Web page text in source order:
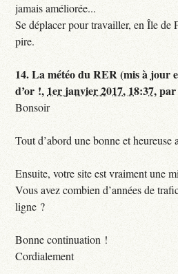
jamais améliorée...
Se déplacer pour travailler, en Île de
pire.
14.La météo du RER (mis à jour
d’or !, 1er janvier 2017, 18:37,
Bonsoir
Tout d’abord une bonne et heureuse
Ensuite, votre site est vraiment une
Vous avez combien d’années de
ligne ?
Bonne continuation !
Cordialement